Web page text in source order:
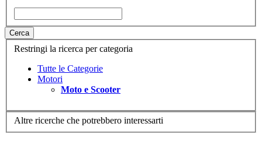
Cerca
Restringi la ricerca per categoria
Tutte le Categorie
Motori
Moto e Scooter
Altre ricerche che potrebbero interessarti